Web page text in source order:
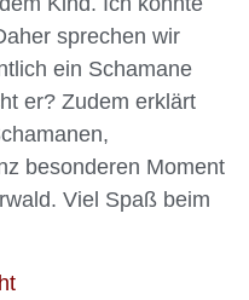
sprechen wir
ein Schamane
er? Zudem erklärt
besonderen Moment
Viel Spaß beim